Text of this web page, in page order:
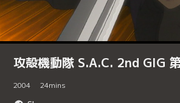
攻殻機動隊 S.A.C. 2nd GIG
2004 24mins